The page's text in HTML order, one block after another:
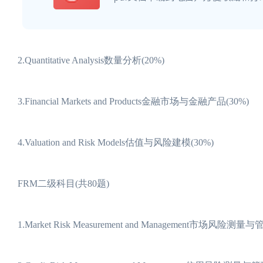
2.Quantitative Analysis数量分析(20%)
3.Financial Markets and Products金融市场与金融产品(30%)
4.Valuation and Risk Models估值与风险建模(30%)
FRM二级科目(共80题)
1.Market Risk Measurement and Management市场风险测量与